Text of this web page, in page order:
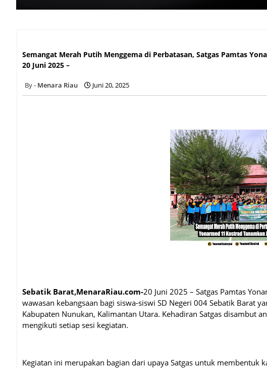
Semangat Merah Putih Menggema di Perbatasan, Satgas Pamtas
20 Juni 2025 –
Menara Riau Juni 20, 2025
Sebatik Barat,MenaraRiau.com-20 Juni 2025 – Satgas Pamtas
wawasan kebangsaan bagi siswa-siswi SD Negeri 004 Sebatik Barat
Kabupaten Nunukan, Kalimantan Utara. Kehadiran Satgas disambut
mengikuti setiap sesi kegiatan.
Kegiatan ini merupakan bagian dari upaya Satgas untuk